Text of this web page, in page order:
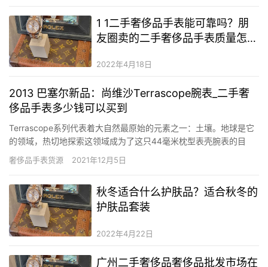
1 1二手奢侈品手表能可靠吗？朋
友圈卖的二手奢侈品手表质量怎么
在哪里
2022年4月18日
2013 巴塞尔新品：尚维沙Terrascope腕表_二手奢
侈品手表多少钱可以买到
Terrascope系列代表着大自然最原始的元素之一：土壤。地球是它
的领域，热切地探索这领域成为了这只44毫米枕型表壳腕表的目
的。尚维沙（Jean Richard）Terrascope腕表以强项、运动和优雅
的风范向您转达：抓紧时间探索这天下，活出丰盛的生命。 尚维沙
奢侈品手表货源 2021年12月5日
秋冬适合什么护肤品？适合秋冬的
护肤品套装
2022年4月22日
广州二手奢侈品奢侈品批发市场在